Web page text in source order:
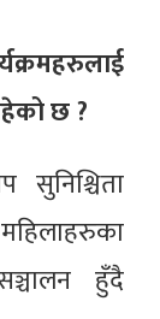
छ ?
सुनिश्चिता
हुँदै